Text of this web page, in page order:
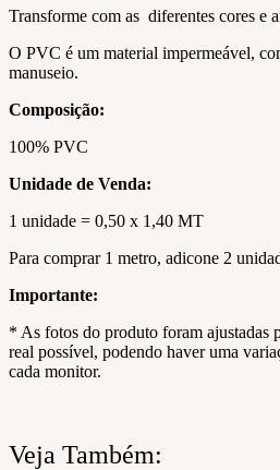
Transforme com as diferentes cores e
O PVC é um material impermeável,
manuseio.
Composição:
100% PVC
Unidade de Venda:
1 unidade = 0,50 x 1,40 MT
Para comprar 1 metro, adicone 2
Importante:
* As fotos do produto foram ajustadas
real possível, podendo haver uma
cada monitor.
Veja Também: